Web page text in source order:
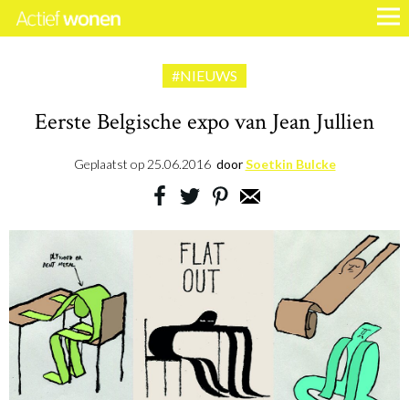
#NIEUWS
Eerste Belgische expo van Jean Jullien
Geplaatst op 25.06.2016 doorSoetkin Bulcke